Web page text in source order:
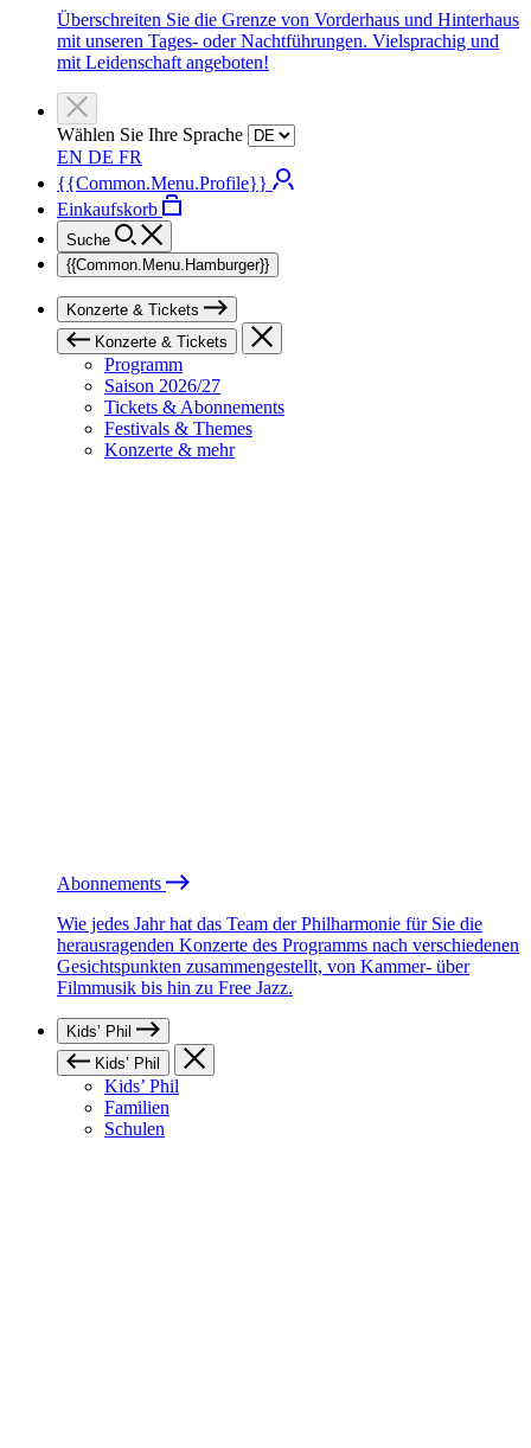
Überschreiten Sie die Grenze von Vorderhaus und Hinterhaus
mit unseren Tages- oder Nachtführungen. Vielsprachig und
mit Leidenschaft angeboten!
Wählen Sie Ihre Sprache
EN DE FR
{{Common.Menu.Profile}}
Einkaufskorb
Suche
{{Common.Menu.Hamburger}}
Konzerte & Tickets
Konzerte & Tickets
Programm
Saison 2026/27
Tickets & Abonnements
Festivals & Themes
Konzerte & mehr
Abonnements
Wie jedes Jahr hat das Team der Philharmonie für Sie die
herausragenden Konzerte des Programms nach verschiedenen
Gesichtspunkten zusammengestellt, von Kammer- über
Filmmusik bis hin zu Free Jazz.
Kids’ Phil
Kids’ Phil
Kids’ Phil
Familien
Schulen